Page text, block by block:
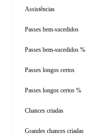
Assistências
Passes bem-sucedidos
Passes bem-sucedidos %
Passes longos certos
Passes longos certos %
Chances criadas
Grandes chances criadas